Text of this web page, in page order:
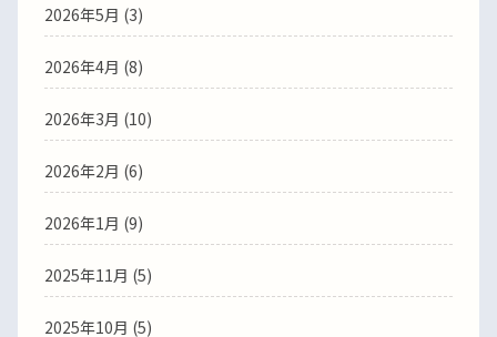
2026年5月 (3)
2026年4月 (8)
2026年3月 (10)
2026年2月 (6)
2026年1月 (9)
2025年11月 (5)
2025年10月 (5)